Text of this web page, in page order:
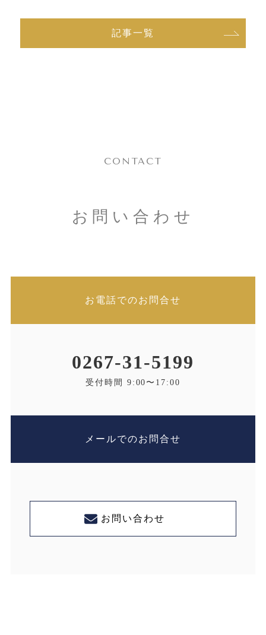
記事一覧
CONTACT
お問い合わせ
お電話でのお問合せ
0267-31-5199
受付時間 9:00〜17:00
メールでのお問合せ
お問い合わせ